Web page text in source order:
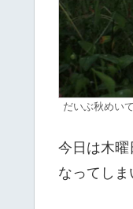
だいぶ秋めい
今日は木
なってしま